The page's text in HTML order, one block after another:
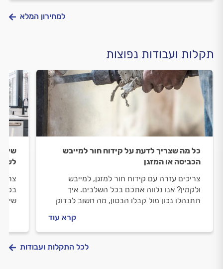
למחירון המלא
תקלות ועבודות נפוצות
כל מה שצריך לדעת על קידוח חור למייבש
הכביסה או המזגן
צריכים עזרה עם קידוח חור למזגן, למייבש
ולקמין? אנו נלווה אתכם בכל השלבים. איך
תתנהלו נכון מול קבלו הבטון, מה חשוב לבדוק
קרא עוד
בכל
לכל התקלות ועבודות